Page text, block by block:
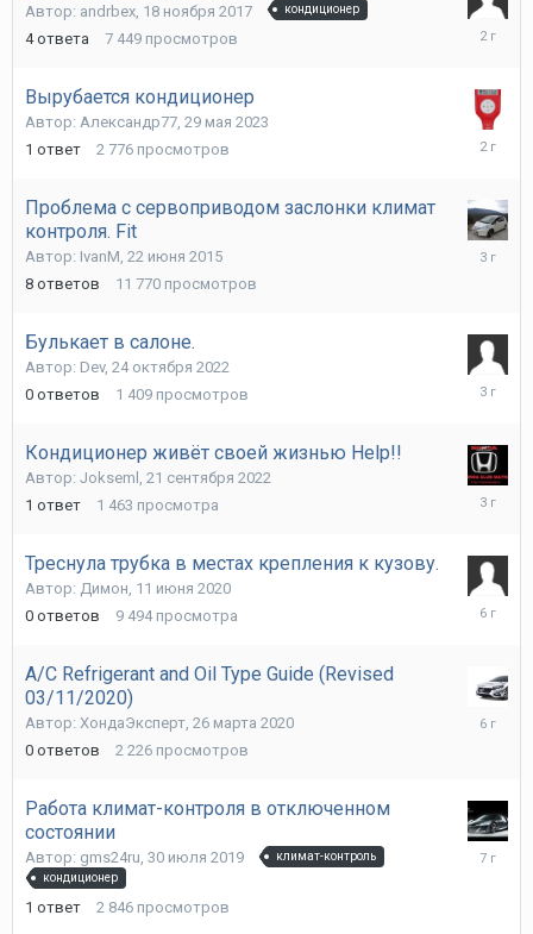
Автор: andrbex 18 ноября 2017 кондиционер
4 ответа 7 449 просмотров
15
Вырубается кондиционер
Автор: Александр77, 29 мая 2023
1 ответ 2 776 просмотров
Проблема с сервоприводом заслонки климат
контроля. Fit
Автор: IvanM, 22 июня 2015
8 ответов 11 770 просмотров
25
Булькает в салоне.
Автор: Dev, 24 октября 2022
0 ответов 1 409 просмотров
24
Кондиционер живёт своей жизнью Help!!
Автор: Jokseml , 21 сентября 2022
1 ответ 1 463 просмотра
21
Треснула трубка в местах крепления к кузову.
Автор: Димон, 11 июня 2020
0 ответов 9 494 просмотра
11
A/C Refrigerant and Oil Type Guide (Revised
03/11/2020)
Автор: ХондаЭксперт, 26 марта 2020
0 ответов 2 226 просмотров
26
Работа климат-контроля в отключенном
состоянии
Автор: gms24ru, 30 июля 2019
климат-контроль
кондиционер
1 ответ 2 846 просмотров